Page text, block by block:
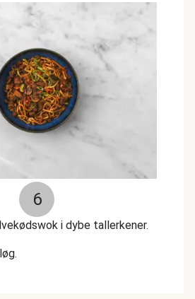
6
i dybe tallerkener.